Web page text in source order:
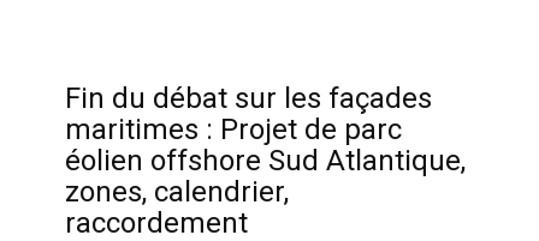
Fin du débat sur les façades
maritimes : Projet de parc
éolien offshore Sud Atlantique,
zones, calendrier,
raccordement